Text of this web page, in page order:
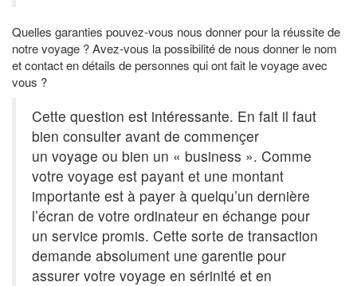
Quelles garanties pouvez-vous nous donner pour la réussite de
notre voyage ? Avez-vous la possibilité de nous donner le nom
et contact en détails de personnes qui ont fait le voyage avec
vous ?
Cette question est intéressante. En fait il faut
bien consulter avant de commençer
un voyage ou bien un « business ». Comme
votre voyage est payant et une montant
importante est à payer à quelqu’un dernière
l’écran de votre ordinateur en échange pour
un service promis. Cette sorte de transaction
demande absolument une garentie pour
assurer votre voyage en sérinité et en